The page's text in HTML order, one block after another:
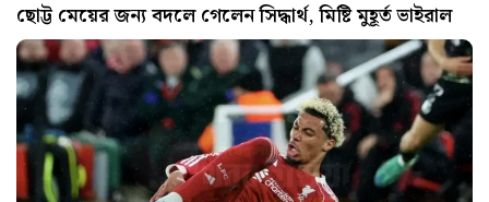
ছোট্ট মেয়ের জন্য বদলে গেলেন সিদ্ধার্থ, মিষ্টি মুহূর্ত ভাইরাল